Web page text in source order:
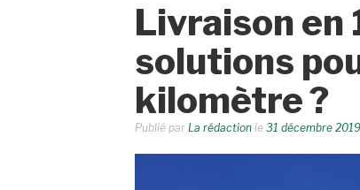
Livraison en
solutions
kilomètre ?
Publié par La rédaction le 31 décembre 2019